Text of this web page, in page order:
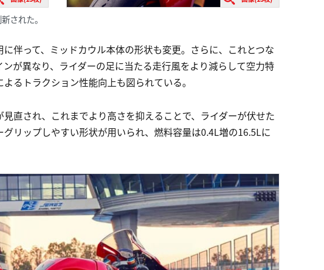
された。
伴って、ミッドカウル本体の形状も変更。さらに、これとつな
が異なり、ライダーの足に当たる走行風をより減らして空力特
るトラクション性能向上も図られている。
直され、これまでより高さを抑えることで、ライダーが伏せた
リップしやすい形状が用いられ、燃料容量は0.4L増の16.5Lに